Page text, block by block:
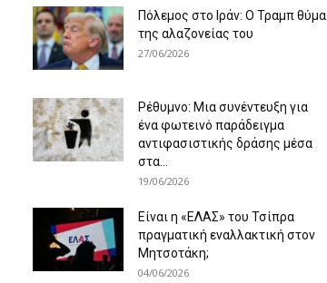
Πόλεμος στο Ιράν: Ο Τραμπ θύμα
της αλαζονείας του
27/06/2026
Ρέθυμνο: Μια συνέντευξη για
ένα φωτεινό παράδειγμα
αντιφασιστικής δράσης μέσα
στα...
19/06/2026
Είναι η «ΕΛΑΣ» του Τσίπρα
πραγματική εναλλακτική στον
Μητσοτάκη;
04/06/2026